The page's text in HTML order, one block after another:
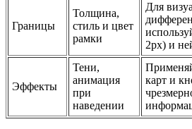
Границы
Толщина,
стиль и цвет
рамки
Для
2px) и
Эффекты
Тени,
анимация
при
наведении
карт и